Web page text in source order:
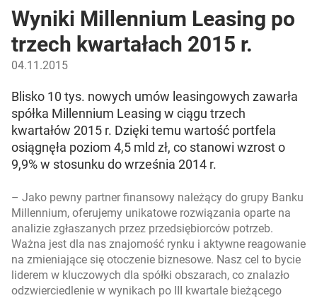
Wyniki Millennium Leasing po
trzech kwartałach 2015 r.
04.11.2015
Blisko 10 tys. nowych umów leasingowych zawarła
spółka Millennium Leasing w ciągu trzech
kwartałów 2015 r. Dzięki temu wartość portfela
osiągnęła poziom 4,5 mld zł, co stanowi wzrost o
9,9% w stosunku do września 2014 r.
– Jako pewny partner finansowy należący do grupy Banku
Millennium, oferujemy unikatowe rozwiązania oparte na
analizie zgłaszanych przez przedsiębiorców potrzeb.
Ważna jest dla nas znajomość rynku i aktywne reagowanie
na zmieniające się otoczenie biznesowe. Nasz cel to bycie
liderem w kluczowych dla spółki obszarach, co znalazło
odzwierciedlenie w wynikach po III kwartale bieżącego